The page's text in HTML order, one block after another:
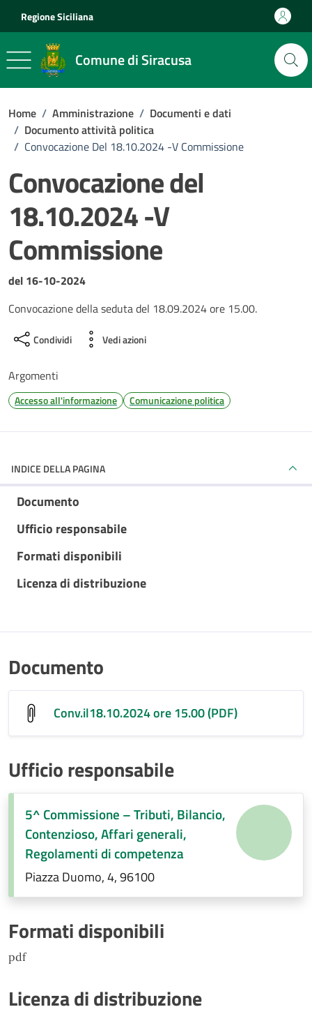
Regione Siciliana
Comune di Siracusa
Home / Amministrazione / Documenti e dati
/ Documento attività politica
/ Convocazione Del 18.10.2024 -V Commissione
Convocazione del
18.10.2024 -V
Commissione
Dettagli del documento
del 16-10-2024
Convocazione della seduta del 18.09.2024 ore 15.00.
Condividi Vedi azioni
Argomenti
Accesso all'informazione Comunicazione politica
INDICE DELLA PAGINA
Documento
Ufficio responsabile
Formati disponibili
Licenza di distribuzione
Documento
Conv.il18.10.2024 ore 15.00 (PDF)
Ufficio responsabile
5^ Commissione – Tributi, Bilancio,
Contenzioso, Affari generali,
Regolamenti di competenza
Piazza Duomo, 4, 96100
Formati disponibili
pdf
Licenza di distribuzione